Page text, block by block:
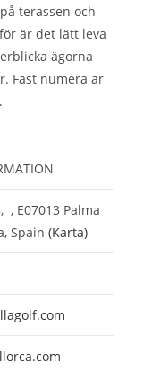
terassen och
är det lätt leva
ägorna
Fast numera är
, E07013 Palma
Spain(Karta)